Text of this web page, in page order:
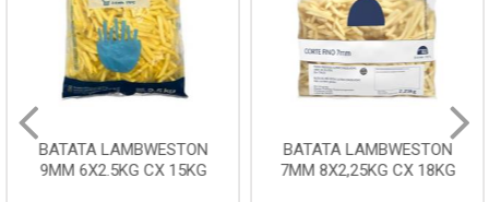
BATATA LAMBWESTON
9MM 6X2.5KG CX 15KG
BATATA LAMBWESTON
7MM 8X2,25KG CX 18KG